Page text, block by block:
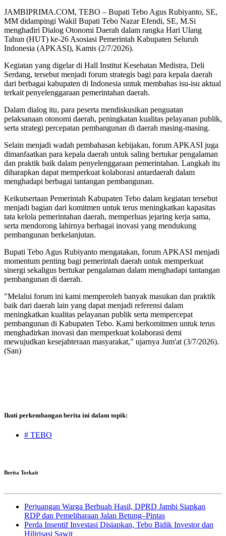
JAMBIPRIMA.COM, TEBO – Bupati Tebo Agus Rubiyanto, SE,
MM didampingi Wakil Bupati Tebo Nazar Efendi, SE, M.Si
menghadiri Dialog Otonomi Daerah dalam rangka Hari Ulang
Tahun (HUT) ke-26 Asosiasi Pemerintah Kabupaten Seluruh
Indonesia (APKASI), Kamis (2/7/2026).
Kegiatan yang digelar di Hall Institut Kesehatan Medistra, Deli
Serdang, tersebut menjadi forum strategis bagi para kepala daerah
dari berbagai kabupaten di Indonesia untuk membahas isu-isu aktual
terkait penyelenggaraan pemerintahan daerah.
Dalam dialog itu, para peserta mendiskusikan penguatan
pelaksanaan otonomi daerah, peningkatan kualitas pelayanan publik,
serta strategi percepatan pembangunan di daerah masing-masing.
Selain menjadi wadah pembahasan kebijakan, forum APKASI juga
dimanfaatkan para kepala daerah untuk saling bertukar pengalaman
dan praktik baik dalam penyelenggaraan pemerintahan. Langkah itu
diharapkan dapat memperkuat kolaborasi antardaerah dalam
menghadapi berbagai tantangan pembangunan.
Keikutsertaan Pemerintah Kabupaten Tebo dalam kegiatan tersebut
menjadi bagian dari komitmen untuk terus meningkatkan kapasitas
tata kelola pemerintahan daerah, memperluas jejaring kerja sama,
serta mendorong lahirnya berbagai inovasi yang mendukung
pembangunan berkelanjutan.
Bupati Tebo Agus Rubiyanto mengatakan, forum APKASI menjadi
momentum penting bagi pemerintah daerah untuk memperkuat
sinergi sekaligus bertukar pengalaman dalam menghadapi tantangan
pembangunan di daerah.
"Melalui forum ini kami memperoleh banyak masukan dan praktik
baik dari daerah lain yang dapat menjadi referensi dalam
meningkatkan kualitas pelayanan publik serta mempercepat
pembangunan di Kabupaten Tebo. Kami berkomitmen untuk terus
menghadirkan inovasi dan memperkuat kolaborasi demi
mewujudkan kesejahteraan masyarakat," ujarnya Jum'at (3/7/2026).
(San)
Ikuti perkembangan berita ini dalam topik:
# TEBO
Berita Terkait
Perjuangan Warga Berbuah Hasil, DPRD Jambi Siapkan
RDP dan Pemeliharaan Jalan Betung–Pintas
Perda Insentif Investasi Disiapkan, Tebo Bidik Investor dan
Hilirisasi Sawit